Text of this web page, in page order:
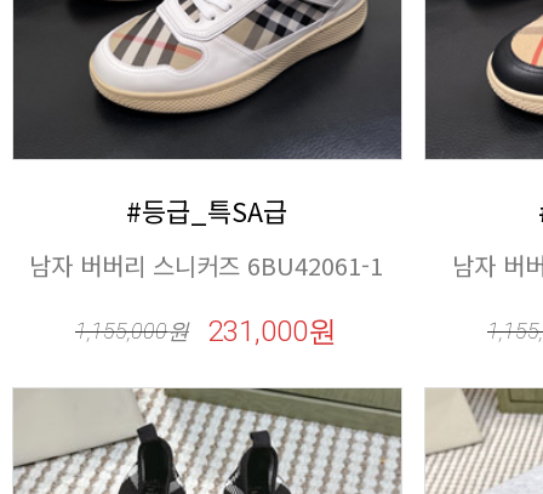
#등급_특SA급
남자 버버리 스니커즈 6BU42061-1
1,155,000원 231,000원
남자 버